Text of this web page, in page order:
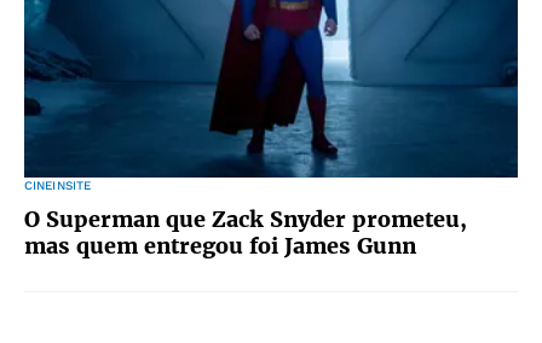
CINEINSITE
O Superman que Zack Snyder prometeu,
mas quem entregou foi James Gunn